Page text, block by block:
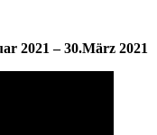
2021 – 30.März 2021